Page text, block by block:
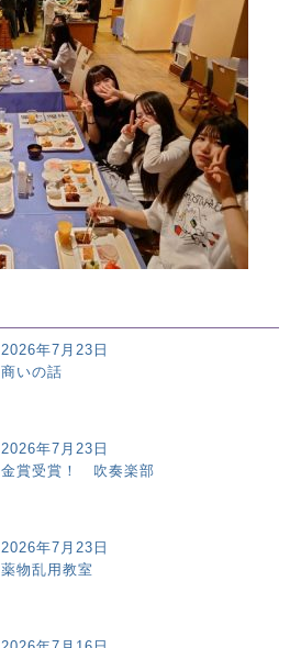
2026年7月23日
商いの話
2026年7月23日
金賞受賞！ 吹奏楽部
2026年7月23日
薬物乱用教室